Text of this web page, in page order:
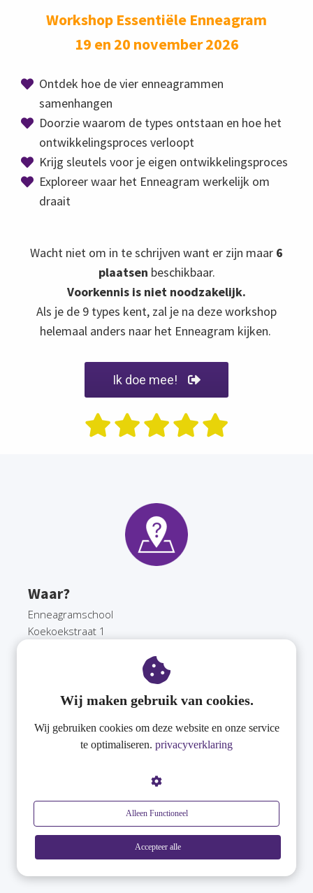
Workshop Essentiële Enneagram
19 en 20 november 2026
Ontdek hoe de vier enneagrammen
samenhangen
Doorzie waarom de types ontstaan en hoe het
ontwikkelingsproces verloopt
Krijg sleutels voor je eigen ontwikkelingsproces
Exploreer waar het Enneagram werkelijk om
draait
Wacht niet om in te schrijven want er zijn maar 6
plaatsen beschikbaar.
Voorkennis is niet noodzakelijk.
Als je de 9 types kent, zal je na deze workshop
helemaal anders naar het Enneagram kijken.
Ik doe mee!
Waar?
Enneagramschool
Koekoekstraat 1
Lunch?
Je kan op voorhand een broodje of slaatje bestellen
naar keuze. Dit is inbegrepen in de prijs.
Wij maken gebruik van cookies.
Wij gebruiken cookies om deze website en onze service
te optimaliseren. privacyverklaring
Alleen Functioneel
Accepteer alle